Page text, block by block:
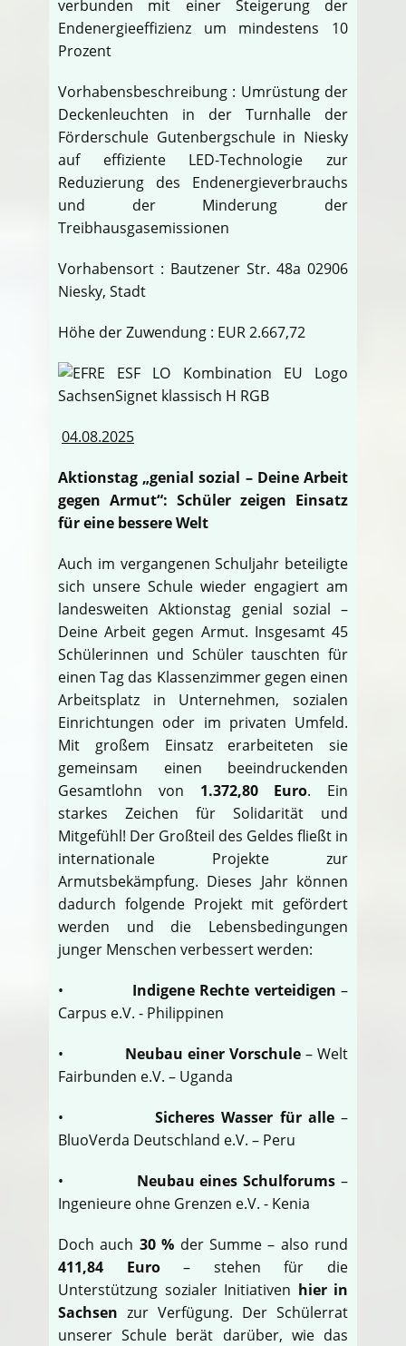
verbunden mit einer Steigerung der
Endenergieeffizienz um mindestens 10
Prozent
Vorhabensbeschreibung : Umrüstung der
Deckenleuchten in der Turnhalle der
Förderschule Gutenbergschule in Niesky
auf effiziente LED-Technologie zur
Reduzierung des Endenergieverbrauchs
und der Minderung der
Treibhausgasemissionen
Vorhabensort : Bautzener Str. 48a 02906
Niesky, Stadt
Höhe der Zuwendung : EUR 2.667,72
04.08.2025
Aktionstag „genial sozial – Deine Arbeit
gegen Armut“: Schüler zeigen Einsatz
für eine bessere Welt
Auch im vergangenen Schuljahr beteiligte
sich unsere Schule wieder engagiert am
landesweiten Aktionstag genial sozial –
Deine Arbeit gegen Armut. Insgesamt 45
Schülerinnen und Schüler tauschten für
einen Tag das Klassenzimmer gegen einen
Arbeitsplatz in Unternehmen, sozialen
Einrichtungen oder im privaten Umfeld.
Mit großem Einsatz erarbeiteten sie
gemeinsam einen beeindruckenden
Gesamtlohn von 1.372,80 Euro. Ein
starkes Zeichen für Solidarität und
Mitgefühl! Der Großteil des Geldes fließt in
internationale Projekte zur
Armutsbekämpfung. Dieses Jahr können
dadurch folgende Projekt mit gefördert
werden und die Lebensbedingungen
junger Menschen verbessert werden:
• Indigene Rechte verteidigen –
Carpus e.V. - Philippinen
• Neubau einer Vorschule – Welt
Fairbunden e.V. – Uganda
•Sicheres Wasser für alle–
BluoVerda Deutschland e.V. – Peru
• Neubau eines Schulforums –
Ingenieure ohne Grenzen e.V. - Kenia
Doch auch 30 % der Summe – also rund
411,84 Euro– stehen für die
Unterstützung sozialer Initiativen hier in
Sachsen zur Verfügung. Der Schülerrat
unserer Schule berät darüber, wie das